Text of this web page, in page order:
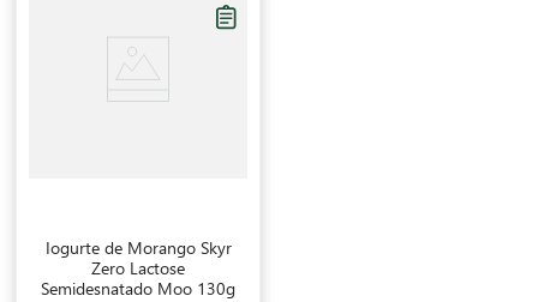
Iogurte de Morango Skyr
Zero Lactose
Semidesnatado Moo 130g